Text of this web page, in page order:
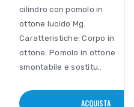
cilindro con pomolo in
ottone lucido Mg.
Caratteristiche: Corpo in
ottone. Pomolo in ottone
smontabile e sostitu..
ACQUISTA